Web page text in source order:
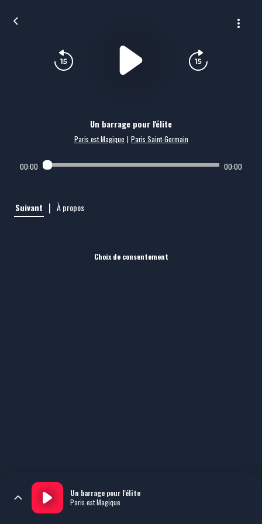
Un barrage pour l'élite
Paris est Magique | Paris Saint-Germain
00:00 00:00
Suivant | À propos
Choix de consentement
Un barrage pour l'élite
Paris est Magique